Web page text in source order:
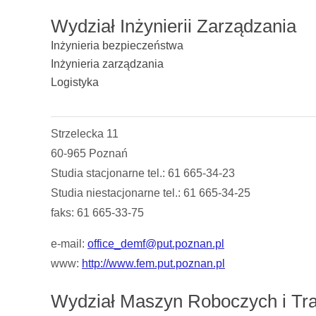
Wydział Inżynierii Zarządzania
Inżynieria bezpieczeństwa
Inżynieria zarządzania
Logistyka
Strzelecka 11
60-965 Poznań
Studia stacjonarne tel.: 61 665-34-23
Studia niestacjonarne tel.: 61 665-34-25
faks: 61 665-33-75
e-mail: office_demf@put.poznan.pl
www: http://www.fem.put.poznan.pl
Wydział Maszyn Roboczych i